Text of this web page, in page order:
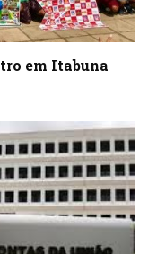
em Itabuna